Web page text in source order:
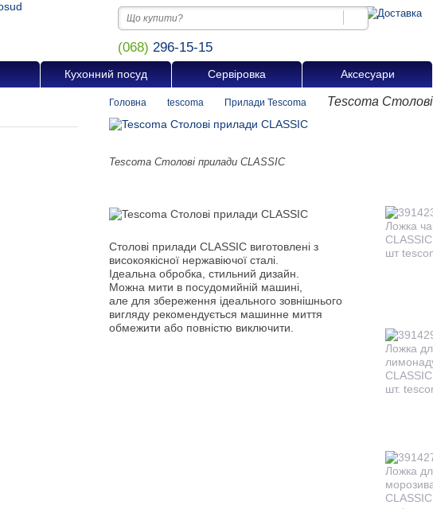
(068) 296-15-15
Кухонний посуд Сервіровка Аксесуари
Головна tescoma Прилади Tescoma Tescoma
Tescoma Столові прилади CLASSIC
Столові прилади CLASSIC виготовлені з
високоякісної нержавіючої сталі.
Ідеальна обробка, стильний дизайн.
Можна мити в посудомийній машині,
але для збереження ідеального зовнішнього
вигляду рекомендується машинне миття
обмежити або повністю виключити.